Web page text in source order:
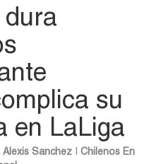
su
en LaLiga
Alexis Sanchez
Chilenos En